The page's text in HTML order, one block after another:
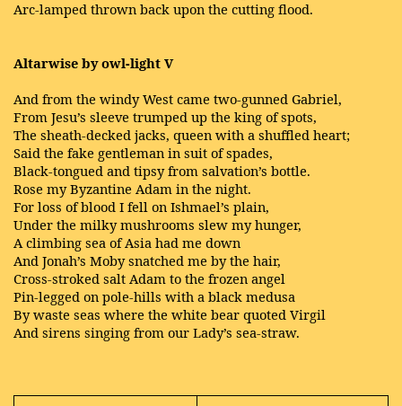
Arc-lamped thrown back upon the cutting flood.
Altarwise by owl-light V
And from the windy West came two-gunned Gabriel,
From Jesu’s sleeve trumped up the king of spots,
The sheath-decked jacks, queen with a shuffled heart;
Said the fake gentleman in suit of spades,
Black-tongued and tipsy from salvation’s bottle.
Rose my Byzantine Adam in the night.
For loss of blood I fell on Ishmael’s plain,
Under the milky mushrooms slew my hunger,
A climbing sea of Asia had me down
And Jonah’s Moby snatched me by the hair,
Cross-stroked salt Adam to the frozen angel
Pin-legged on pole-hills with a black medusa
By waste seas where the white bear quoted Virgil
And sirens singing from our Lady’s sea-straw.